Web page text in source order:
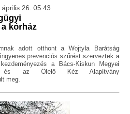
26. 05:43
kórház
adott otthont a Wojtyla Barátság
prevenciós szűrést szerveztek a
a Bács-Kiskun Megyei
és az Ölelő Kéz Alapítvány
meg.